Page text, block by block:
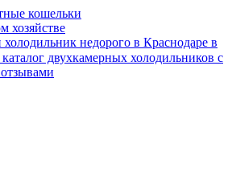
кошельки
хозяйстве
недорого в Краснодаре в
двухкамерных холодильников с